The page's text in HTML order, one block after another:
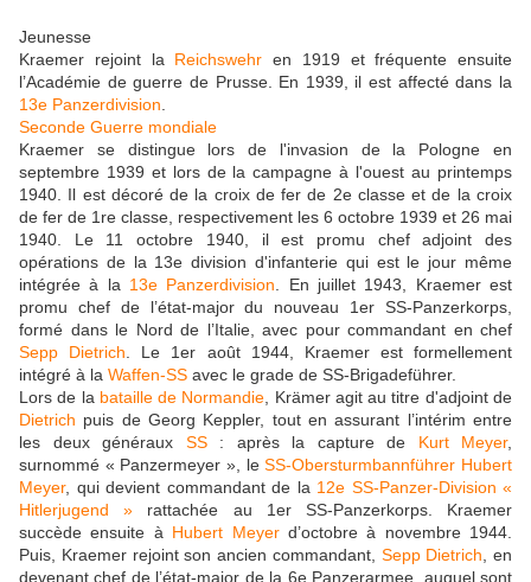
Jeunesse
Kraemer rejoint la Reichswehr en 1919 et fréquente ensuite
l’Académie de guerre de Prusse. En 1939, il est affecté dans la
13e Panzerdivision
Seconde Guerre mondiale
Kraemer se distingue lors de l'invasion de la Pologne en
septembre 1939 et lors de la campagne à l'ouest au printemps
1940. Il est décoré de la croix de fer de 2e classe et de la croix
de fer de 1re classe, respectivement les 6 octobre 1939 et 26 mai
1940. Le 11 octobre 1940, il est promu chef adjoint des
opérations de la 13e division d'infanterie qui est le jour même
intégrée à la 13e Panzerdivision . En juillet 1943, Kraemer est
promu chef de l’état-major du nouveau 1er SS-Panzerkorps,
formé dans le Nord de l’Italie, avec pour commandant en chef
Sepp Dietrich . Le 1er août 1944, Kraemer est formellement
intégré à la Waffen-SS avec le grade de SS-Brigadeführer.
Lors de la bataille de Normandie , Krämer agit au titre d'adjoint de
Dietrich puis de Georg Keppler, tout en assurant l’intérim entre
les deux généraux SS: après la capture de Kurt Meyer,
surnommé « Panzermeyer », leSS-Obersturmbannführer Hubert
Meyer, qui devient commandant de la 12e SS-Panzer-Division «
Hitlerjugend » rattachée au 1er SS-Panzerkorps. Kraemer
succède ensuite à Hubert Meyerd’octobre à novembre 1944.
Puis, Kraemer rejoint son ancien commandant, Sepp Dietrich , en
devenant chef de l’état-major de la 6e Panzerarmee, auquel sont